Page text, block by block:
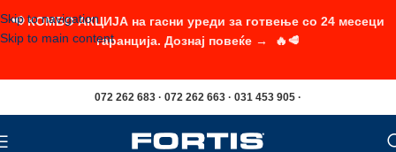
Skip to navigation
Skip to main content
072 262 683 · 072 262 663 · 031 453 905 ·
📢 КОМБО АКЦИЈА на гасни уреди за готвење со 24 месеци
гаранција. Дознај повеќе → 🔥🥩